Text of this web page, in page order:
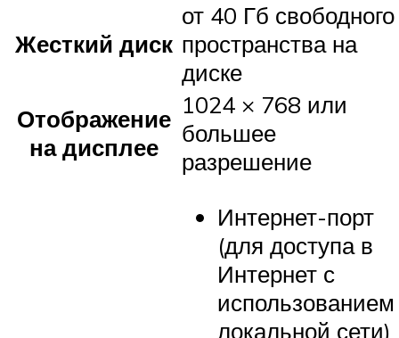
Жесткий диск
от 40 Гб свободного
пространства на
диске
Отображение
на дисплее
1024 × 768 или
большее
разрешение
Интернет-порт
(для доступа в
Интернет с
использованием
локальной сети)